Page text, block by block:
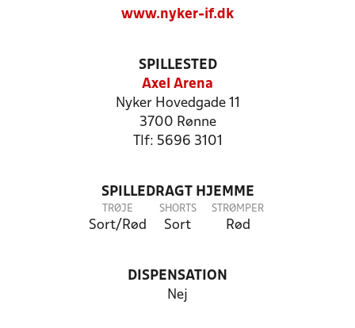
www.nyker-if.dk
SPILLESTED
Axel Arena
Nyker Hovedgade 11
3700 Rønne
Tlf: 5696 3101
SPILLEDRAGT HJEMME
TRØJE
Sort/Rød
SHORTS
Sort
STRØMPER
Rød
DISPENSATION
Nej